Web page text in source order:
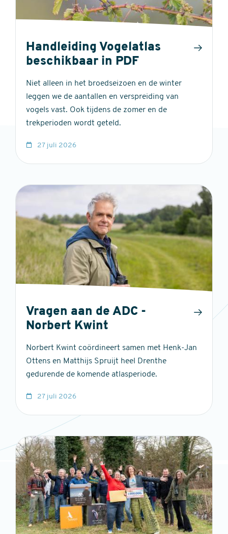
Handleiding Vogelatlas
beschikbaar in PDF
Niet alleen in het broedseizoen en de winter
leggen we de aantallen en verspreiding van
vogels vast. Ook tijdens de zomer en de
trekperioden wordt geteld.
27 juli 2026
Vragen aan de ADC -
Norbert Kwint
Norbert Kwint coördineert samen met Henk-Jan
Ottens en Matthijs Spruijt heel Drenthe
gedurende de komende atlasperiode.
27 juli 2026